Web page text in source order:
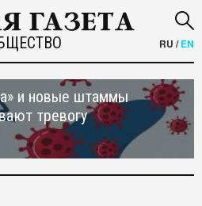
RU /EN
и новые штаммы
тревогу